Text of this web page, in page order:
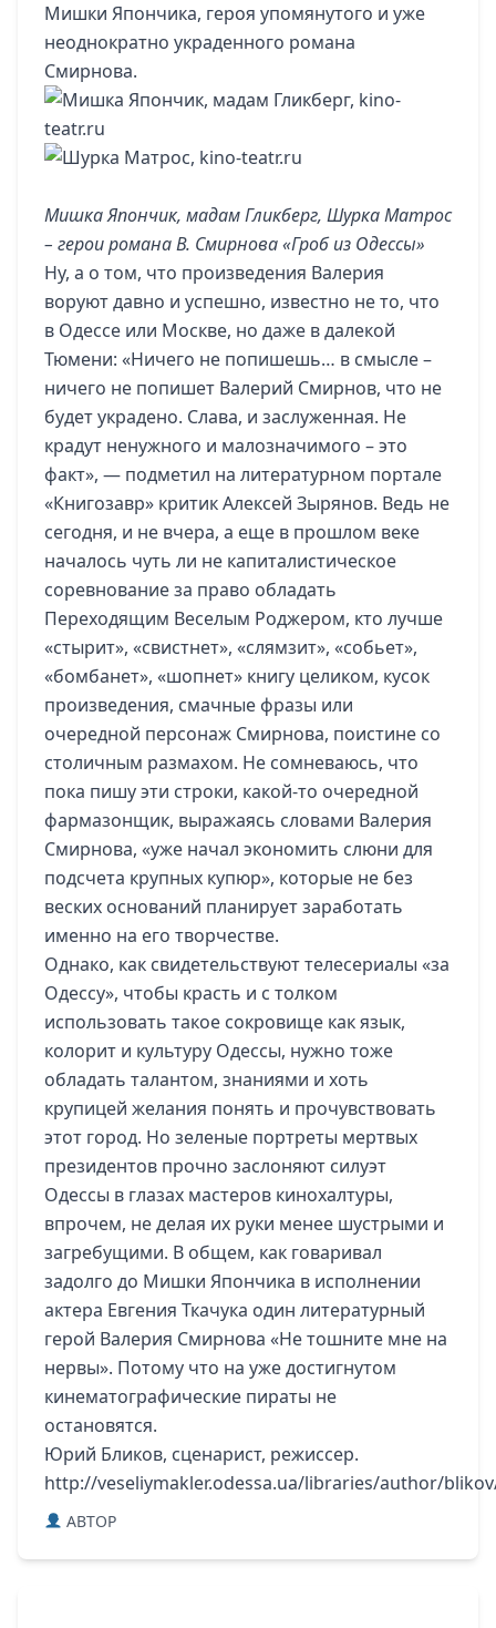
Мишки Япончика, героя упомянутого и уже
неоднократно украденного романа
Смирнова.
Мишка Япончик, мадам Гликберг, Шурка Матрос
– герои романа В. Смирнова «Гроб из Одессы»
Ну, а о том, что произведения Валерия
воруют давно и успешно, известно не то, что
в Одессе или Москве, но даже в далекой
Тюмени: «Ничего не попишешь… в смысле –
ничего не попишет Валерий Смирнов, что не
будет украдено. Слава, и заслуженная. Не
крадут ненужного и малозначимого – это
факт», — подметил на литературном портале
«Книгозавр» критик Алексей Зырянов. Ведь не
сегодня, и не вчера, а еще в прошлом веке
началось чуть ли не капиталистическое
соревнование за право обладать
Переходящим Веселым Роджером, кто лучше
«стырит», «свистнет», «слямзит», «собьет»,
«бомбанет», «шопнет» книгу целиком, кусок
произведения, смачные фразы или
очередной персонаж Смирнова, поистине со
столичным размахом. Не сомневаюсь, что
пока пишу эти строки, какой-то очередной
фармазонщик, выражаясь словами Валерия
Смирнова, «уже начал экономить слюни для
подсчета крупных купюр», которые не без
веских оснований планирует заработать
именно на его творчестве.
Однако, как свидетельствуют телесериалы «за
Одессу», чтобы красть и с толком
использовать такое сокровище как язык,
колорит и культуру Одессы, нужно тоже
обладать талантом, знаниями и хоть
крупицей желания понять и прочувствовать
этот город. Но зеленые портреты мертвых
президентов прочно заслоняют силуэт
Одессы в глазах мастеров кинохалтуры,
впрочем, не делая их руки менее шустрыми и
загребущими. В общем, как говаривал
задолго до Мишки Япончика в исполнении
актера Евгения Ткачука один литературный
герой Валерия Смирнова «Не тошните мне на
нервы». Потому что на уже достигнутом
кинематографические пираты не
остановятся.
Юрий Бликов, сценарист, режиссер.
http://veseliymakler.odessa.ua/libraries/author/
ABTOP